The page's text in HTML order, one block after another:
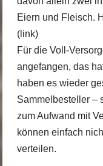
Eiern und Fleisch.
(link)
Für die Voll-
angefangen, das
haben es wieder
Sammelbesteller –
zum Aufwand mit
können einfach
verteilen.